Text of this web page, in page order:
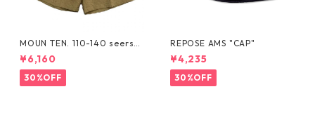
MOUN TEN. 110-140 seersuc
ker half pants [MP55C-173
6a]
¥6,160
30%OFF
REPOSE AMS "CAP"
¥4,235
30%OFF